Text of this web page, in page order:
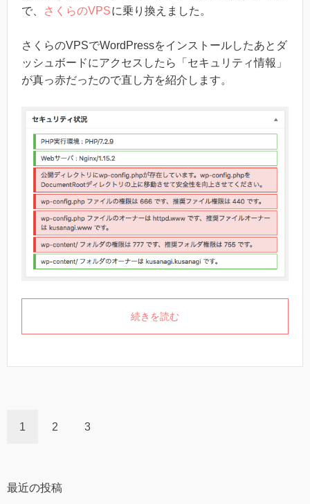
で、
さくらのVPSに乗り換えました。
さくらのVPSでWordPressをインストールしたあとダ
ッシュボードにアクセスしたら「セキュリティ情報」
が真っ赤だったので直し方を紹介します。
続きを読む
1 2 3
最近の投稿